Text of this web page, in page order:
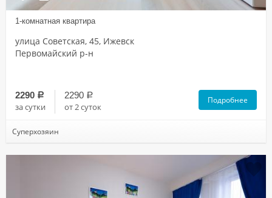
1-комнатная квартира
улица Советская, 45, Ижевск
Первомайский р-н
2290 a
за сутки
2290 a
от 2 суток
Подробнее
Суперхозяин